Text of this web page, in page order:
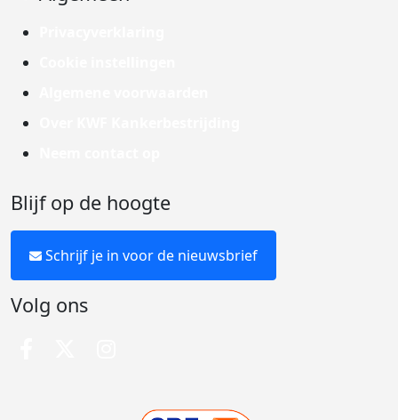
Blijf op de hoogte
Schrijf je in voor de nieuwsbrief
Volg ons